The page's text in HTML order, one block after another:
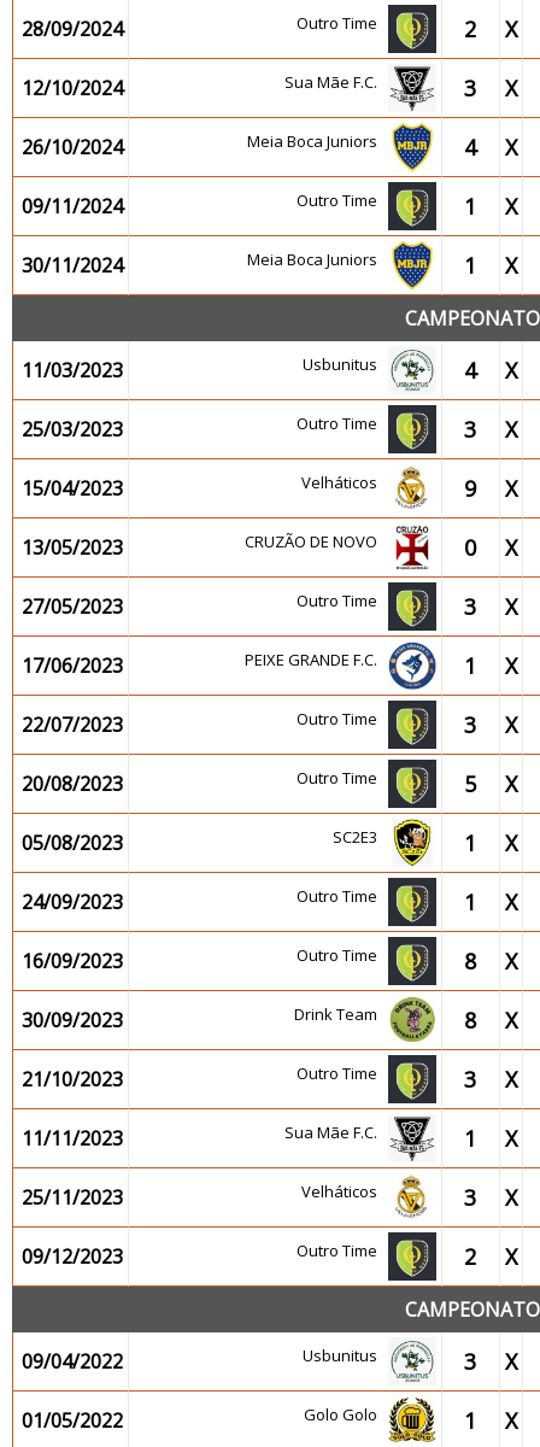
28/09/2024 Outro Time 2 X
12/10/2024 Sua Mãe F.C. 3 X
26/10/2024 Meia Boca Juniors 4 X
09/11/2024 Outro Time 1 X
30/11/2024 Meia Boca Juniors 1 X
11/03/2023
Usbunitus 4 X
25/03/2023 Outro Time 3 X
15/04/2023 Velháticos 9 X
13/05/2023 CRUZÃO DE NOVO 0 X
27/05/2023 Outro Time 3 X
17/06/2023 PEIXE GRANDE F.C. 1 X
22/07/2023 Outro Time 3 X
20/08/2023 Outro Time 5 X
05/08/2023 SC2E3 1 X
24/09/2023 Outro Time 1 X
16/09/2023 Outro Time 8 X
30/09/2023 Drink Team 8 X
21/10/2023 Outro Time 3 X
11/11/2023 Sua Mãe F.C. 1 X
25/11/2023 Velháticos 3 X
09/12/2023 Outro Time 2 X
09/04/2022
Usbunitus 3 X
01/05/2022 Golo Golo 1 X